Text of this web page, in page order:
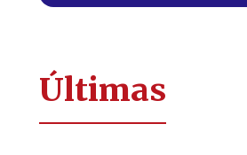
Últimas